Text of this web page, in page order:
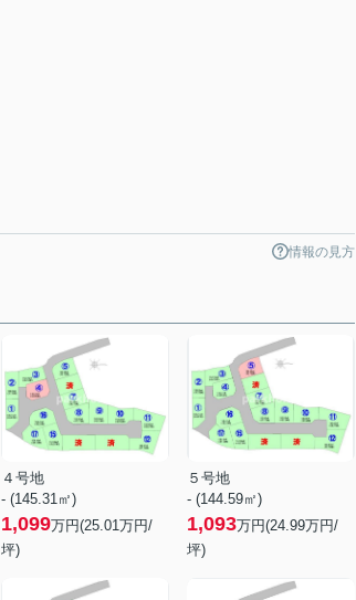
情報の見方
４号地
- (145.31㎡)
1,099万円(25.01万円/
坪)
５号地
- (144.59㎡)
1,093万円(24.99万円/
坪)